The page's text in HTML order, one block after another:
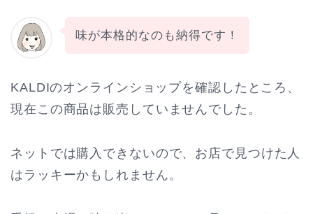
味が本格的なのも納得です！
KALDIのオンラインショップを確認したところ、
現在この商品は販売していませんでした。
ネットでは購入できないので、お店で見つけた人
はラッキーかもしれません。